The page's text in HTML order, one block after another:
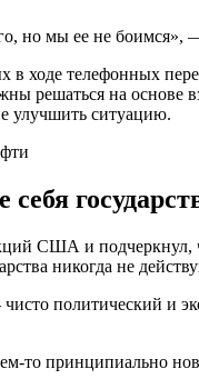
но мы ее не боимся»,
в ходе телефонных
на основе
улучшить ситуацию.
США и подчеркнул,
никогда не
политический и
то принципиально